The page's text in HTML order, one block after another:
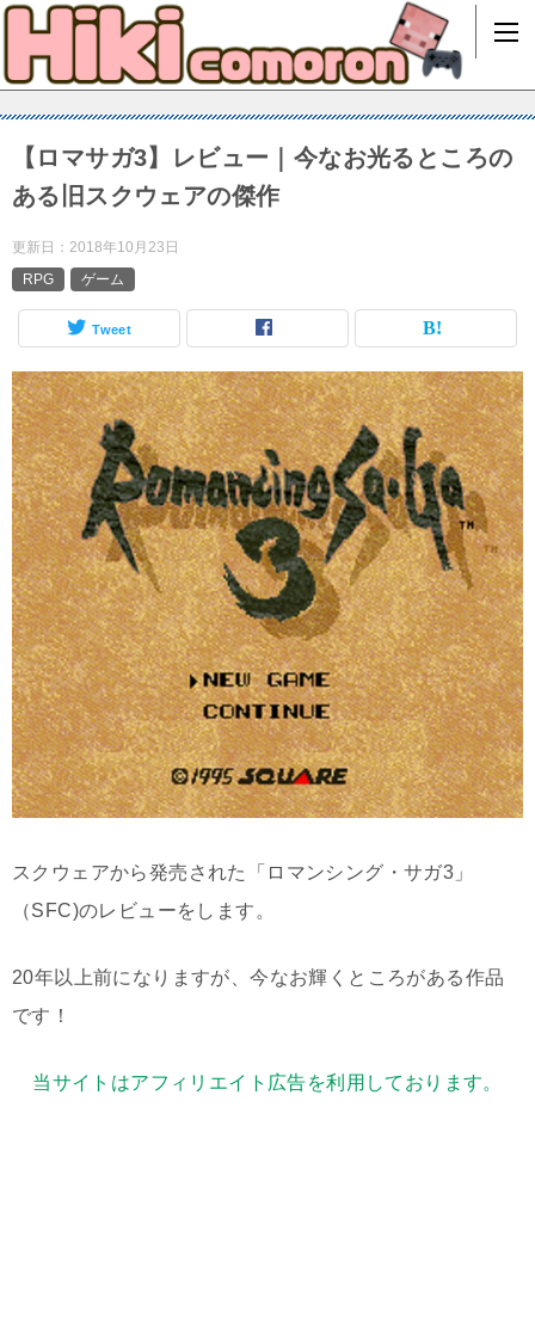
【ロマサガ3】レビュー｜今なお光るところの
ある旧スクウェアの傑作
更新日： 2018年10月23日
RPG
ゲーム
Tweet
スクウェアから発売された「ロマンシング・サガ3」
（SFC)のレビューをします。
20年以上前になりますが、今なお輝くところがある作品
です！
当サイトはアフィリエイト広告を利用しております。